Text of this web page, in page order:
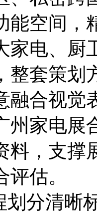
能空间，
家电、厨
整套策划
融合视觉
州家电展
料，支撑
估。
划分清晰